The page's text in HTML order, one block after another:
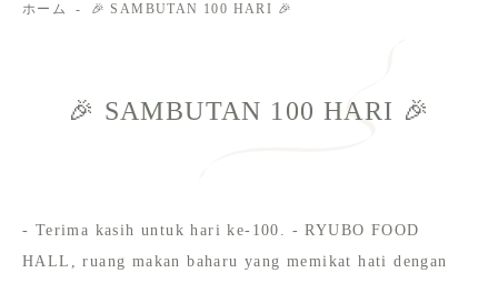
ホーム 🎉 SAMBUTAN 100 HARI 🎉
🎉 SAMBUTAN 100 HARI 🎉
- Terima kasih untuk hari ke-100. - RYUBO FOOD
HALL, ruang makan baharu yang memikat hati dengan